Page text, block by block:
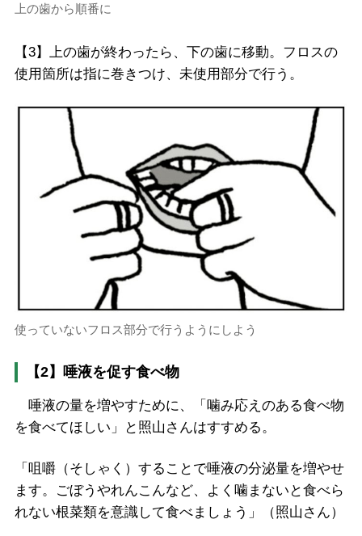
上の歯から順番に
【3】上の歯が終わったら、下の歯に移動。フロスの
使用箇所は指に巻きつけ、未使用部分で行う。
使っていないフロス部分で行うようにしよう
【2】唾液を促す食べ物
唾液の量を増やすために、「噛み応えのある食べ物
を食べてほしい」と照山さんはすすめる。
「咀嚼（そしゃく）することで唾液の分泌量を増やせ
ます。ごぼうやれんこんなど、よく噛まないと食べら
れない根菜類を意識して食べましょう」（照山さん）